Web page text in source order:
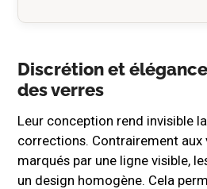
Discrétion et
des verres
Leur conception rend invisible
corrections. Contrairement aux
marqués par une ligne visible,
un design homogène. Cela